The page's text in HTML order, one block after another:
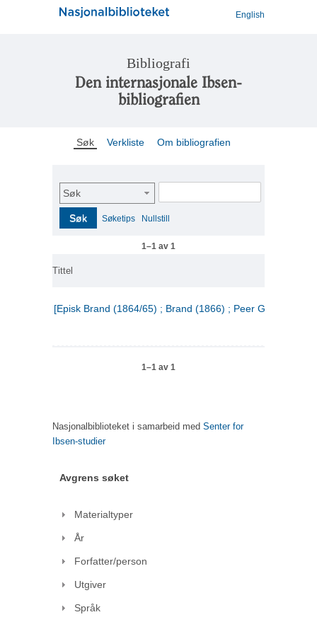
English
Bibliografi
Den internasjonale Ibsen-
bibliografien
Søk Verkliste Om bibliografien
Søk
Søk Søketips Nullstill
1–1 av 1
Tittel
[Episk Brand (1864/65) ; Brand (1866) ; Peer Gynt (1867)]
1–1 av 1
Nasjonalbiblioteket i samarbeid med Senter for
Ibsen-studier
Avgrens søket
Materialtyper
År
Forfatter/person
Utgiver
Språk